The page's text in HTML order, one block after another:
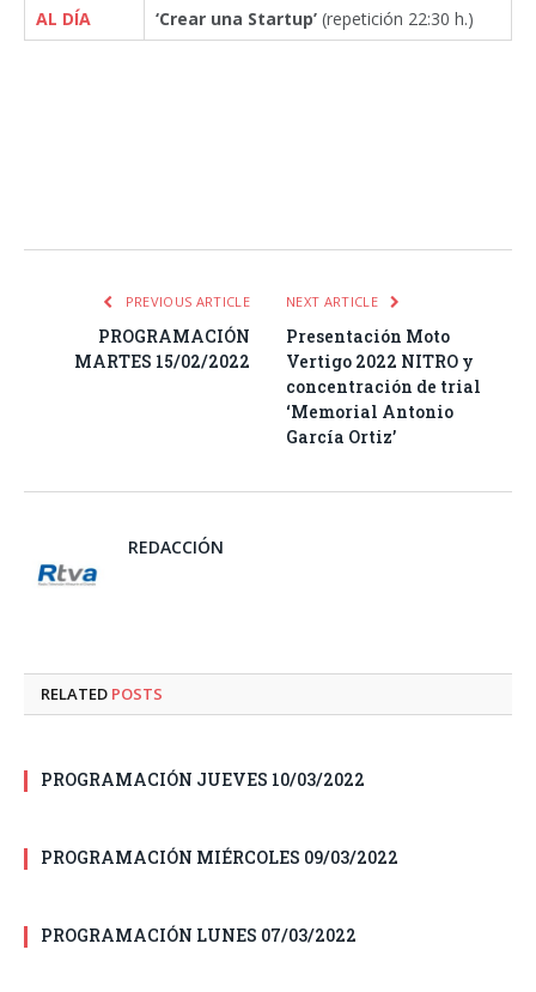
AL DÍA
‘Crear una Startup’ (repetición 22:30 h.)
PREVIOUS ARTICLE
PROGRAMACIÓN
MARTES 15/02/2022
NEXT ARTICLE
Presentación Moto
Vertigo 2022 NITRO y
concentración de trial
‘Memorial Antonio
García Ortiz’
REDACCIÓN
RELATED POSTS
PROGRAMACIÓN JUEVES 10/03/2022
PROGRAMACIÓN MIÉRCOLES 09/03/2022
PROGRAMACIÓN LUNES 07/03/2022